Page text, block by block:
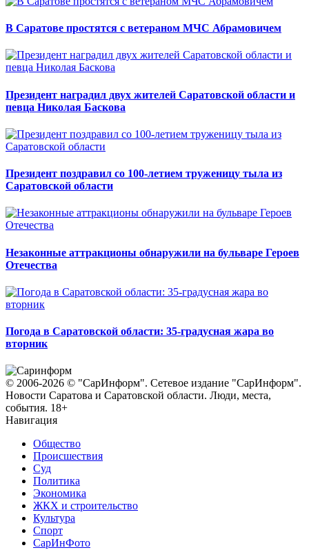
В Саратове простятся с ветераном МЧС Абрамовичем
Президент наградил двух жителей Саратовской области и
певца Николая Баскова
Президент поздравил со 100-летием труженицу тыла из
Саратовской области
Незаконные аттракционы обнаружили на бульваре Героев
Отечества
Погода в Саратовской области: 35-градусная жара во
вторник
© 2006-2026 © "СарИнформ". Сетевое издание "СарИнформ".
Новости Саратова и Саратовской области. Люди, места,
события. 18+
Навигация
Общество
Происшествия
Суд
Политика
Экономика
ЖКХ и строительство
Культура
Спорт
СарИнФото